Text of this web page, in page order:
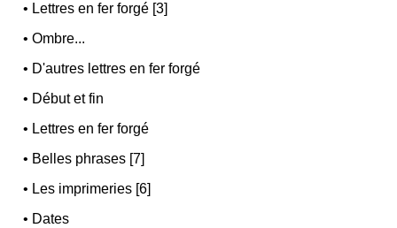
• Lettres en fer forgé [3]
•Ombre...
• D'autres lettres en fer forgé
• Début et fin
• Lettres en fer forgé
• Belles phrases [7]
• Les imprimeries [6]
• Dates